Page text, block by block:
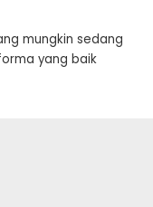
mungkin sedang
yang baik